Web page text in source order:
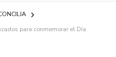
para conmemorar el Día